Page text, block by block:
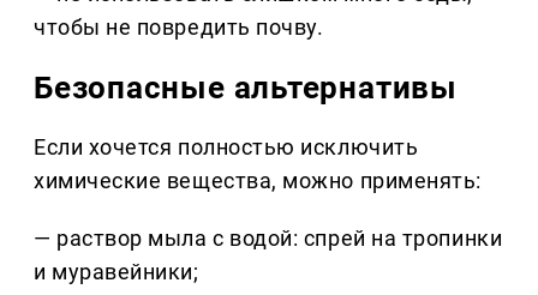
чтобы не повредить почву.
Безопасные альтернативы
Если хочется полностью исключить
химические вещества, можно применять:
— раствор мыла с водой: спрей на тропинки
и муравейники;